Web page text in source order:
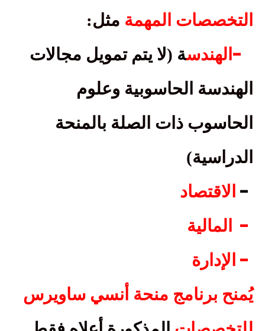
التخصصات المهمة مثل:
- الهندسة (لا يتم تمويل مجالات
الهندسة الحاسوبية وعلوم
الحاسوب ذات الصلة بالمنحة
الدراسية)
- الاقتصاد
- المالية
- الإدارة
يُمنح برنامج منحة أنسي ساويرس